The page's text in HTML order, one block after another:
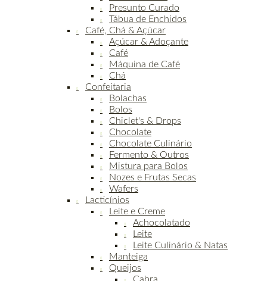
Presunto Curado
Tábua de Enchidos
Café, Chá & Açúcar
Açúcar & Adoçante
Café
Máquina de Café
Chá
Confeitaria
Bolachas
Bolos
Chiclet's & Drops
Chocolate
Chocolate Culinário
Fermento & Outros
Mistura para Bolos
Nozes e Frutas Secas
Wafers
Lacticínios
Leite e Creme
Achocolatado
Leite
Leite Culinário & Natas
Manteiga
Queijos